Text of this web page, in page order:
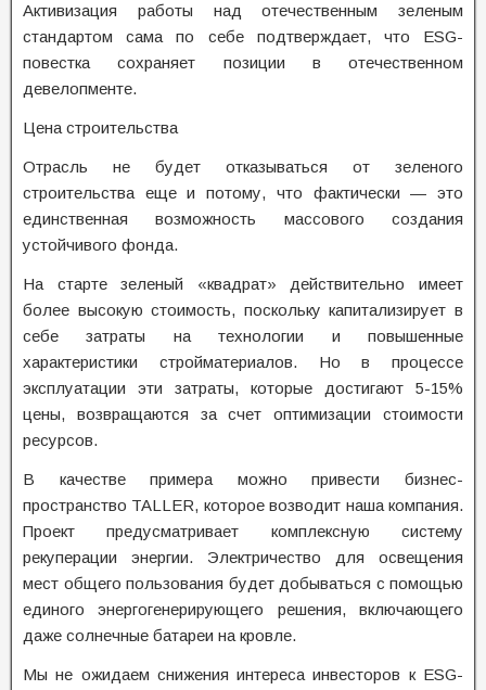
Активизация работы над отечественным зеленым
стандартом сама по себе подтверждает, что ESG-
повестка сохраняет позиции в отечественном
девелопменте.
Цена строительства
Отрасль не будет отказываться от зеленого
строительства еще и потому, что фактически — это
единственная возможность массового создания
устойчивого фонда.
На старте зеленый «квадрат» действительно имеет
более высокую стоимость, поскольку капитализирует в
себе затраты на технологии и повышенные
характеристики стройматериалов. Но в процессе
эксплуатации эти затраты, которые достигают 5-15%
цены, возвращаются за счет оптимизации стоимости
ресурсов.
В качестве примера можно привести бизнес-
пространство TALLER, которое возводит наша компания.
Проект предусматривает комплексную систему
рекуперации энергии. Электричество для освещения
мест общего пользования будет добываться с помощью
единого энергогенерирующего решения, включающего
даже солнечные батареи на кровле.
Мы не ожидаем снижения интереса инвесторов к ESG-